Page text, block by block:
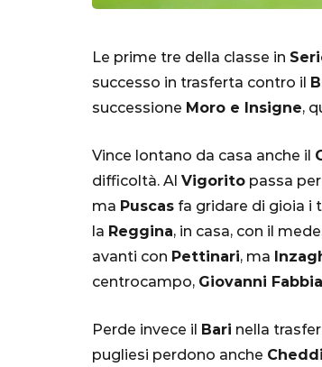
Le prime tre della classe in
successo in trasferta contro il
successione Moro e Insigne,
Vince lontano da casa anche il
difficoltà. Al Vigorito passa
ma Puscas fa gridare di gioia i
la Reggina, in casa, con il
avanti con Pettinari, ma
centrocampo, Giovanni
Perde invece il Bari nella
pugliesi perdono anche
SERIE A
parla